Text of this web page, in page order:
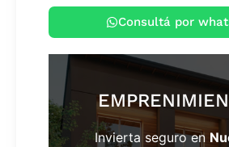
Consultá por
Invierta seguro en